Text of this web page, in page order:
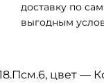
доставку по
выгодным
цвет —